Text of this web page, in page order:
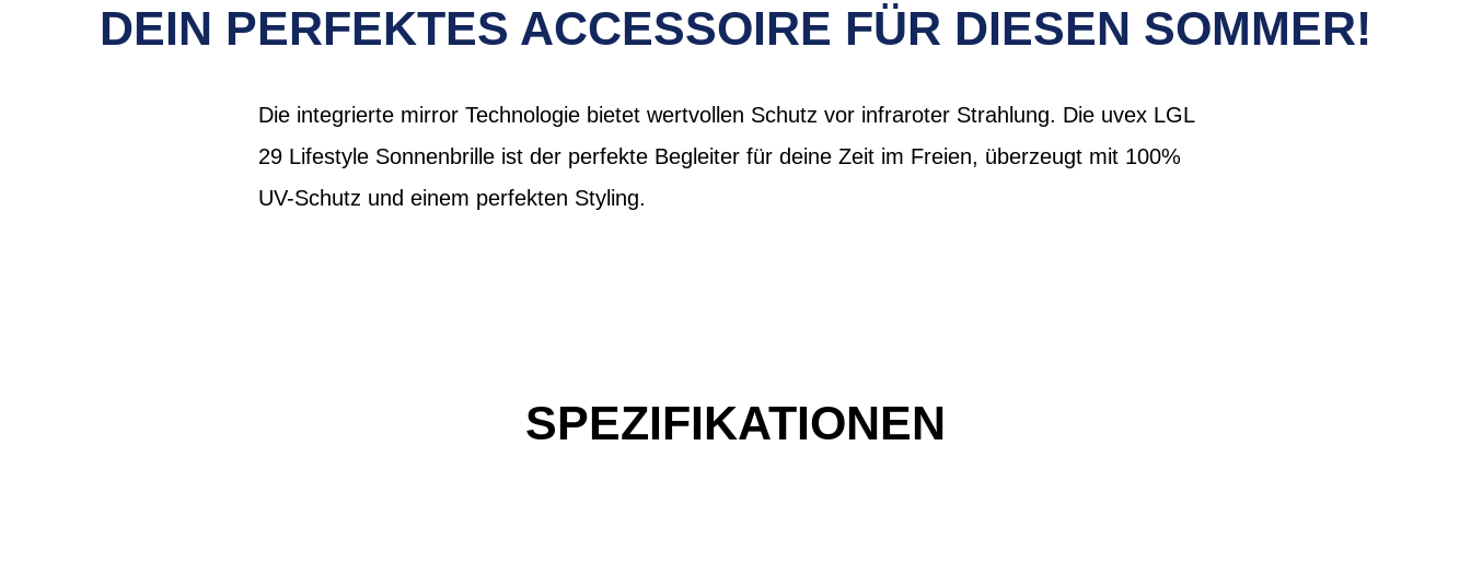
DEIN PERFEKTES ACCESSOIRE FÜR DIESEN SOMMER!
Die integrierte mirror Technologie bietet wertvollen Schutz vor infraroter Strahlung. Die uvex LGL
29 Lifestyle Sonnenbrille ist der perfekte Begleiter für deine Zeit im Freien, überzeugt mit 100%
UV-Schutz und einem perfekten Styling.
SPEZIFIKATIONEN